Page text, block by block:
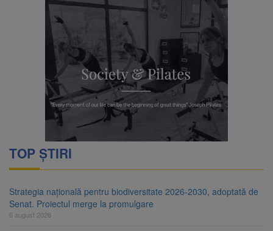
TOP ȘTIRI
Strategia națională pentru biodiversitate 2026-2030, adoptată de
Senat. Proiectul merge la promulgare
6 august 2026